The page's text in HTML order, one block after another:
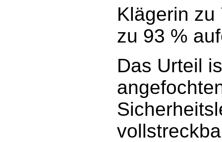
Klägerin
zu 93 %
Das Urteil